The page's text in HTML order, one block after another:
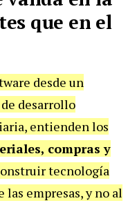
que en el
desde un
desarrollo
entienden los
compras y
tecnología
las empresas, y no al